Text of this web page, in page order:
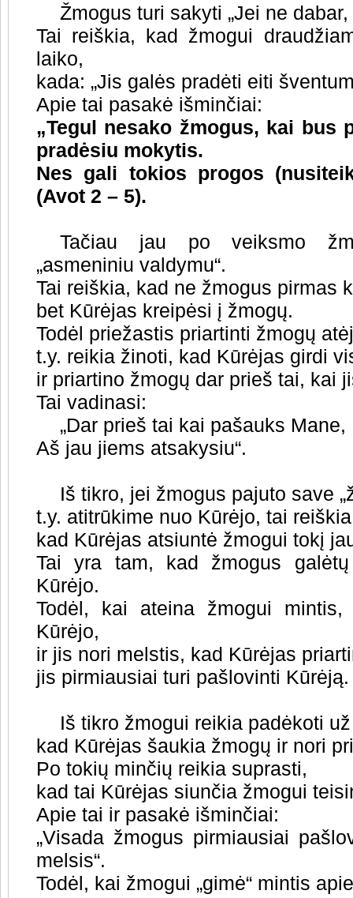
Žmogus turi sakyti „Jei ne dabar,
Tai reiškia, kad žmogui
laiko,
kada: „Jis galės pradėti eiti
Apie tai pasakė išminčiai:
„Tegul nesako žmogus, kai bus
pradėsiu mokytis.
Nes gali tokios progos
(Avot 2 – 5).
Tačiau jau po veiksmo
„asmeniniu valdymu“.
Tai reiškia, kad ne žmogus pirmas
bet Kūrėjas kreipėsi į žmogų.
Todėl priežastis priartinti žmogų
t.y. reikia žinoti, kad Kūrėjas girdi
ir priartino žmogų dar prieš tai, kai
Tai vadinasi:
„Dar prieš tai kai pašauks Mane,
Aš jau jiems atsakysiu“.
Iš tikro, jei žmogus pajuto save
t.y. atitrūkime nuo Kūrėjo, tai
kad Kūrėjas atsiuntė žmogui tokį
Tai yra tam, kad žmogus
Kūrėjo.
Todėl, kai ateina žmogui
Kūrėjo,
ir jis nori melstis, kad Kūrėjas
jis pirmiausiai turi pašlovinti Kūrėją.
Iš tikro žmogui reikia padėkoti
kad Kūrėjas šaukia žmogų ir nori
Po tokių minčių reikia suprasti,
kad tai Kūrėjas siunčia žmogui
Apie tai ir pasakė išminčiai:
„Visada žmogus pirmiausiai
melsis“.
Todėl, kai žmogui „gimė“ mintis